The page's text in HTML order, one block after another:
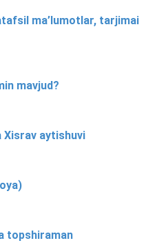
ma’lumotlar, tarjimai
mavjud?
Xisrav aytishuvi
topshiraman